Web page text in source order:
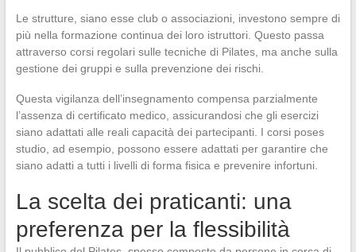
Le strutture, siano esse club o associazioni, investono sempre di
più nella formazione continua dei loro istruttori. Questo passa
attraverso corsi regolari sulle tecniche di Pilates, ma anche sulla
gestione dei gruppi e sulla prevenzione dei rischi.
Questa vigilanza dell’insegnamento compensa parzialmente
l’assenza di certificato medico, assicurandosi che gli esercizi
siano adattati alle reali capacità dei partecipanti. I corsi poses
studio, ad esempio, possono essere adattati per garantire che
siano adatti a tutti i livelli di forma fisica e prevenire infortuni.
La scelta dei praticanti: una
preferenza per la flessibilità